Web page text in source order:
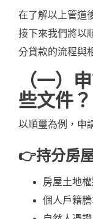
在了解以上管道
接下來我們將以
分貸款的流程與
（一）
些文件？
以順璽為例，申
👉持分房
房屋土地
個人戶籍